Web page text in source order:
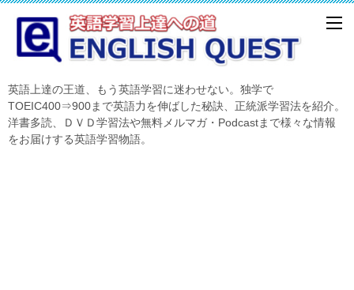
英語上達の王道、もう英語学習に迷わせない。独学で
TOEIC400⇒900まで英語力を伸ばした秘訣、正統派学習法を紹介。
洋書多読、ＤＶＤ学習法や無料メルマガ・Podcastまで様々な情報
をお届けする英語学習物語。